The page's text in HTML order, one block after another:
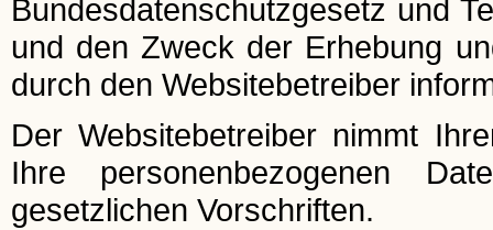
Bundesdatenschutzgesetz und
und den Zweck der Erhebung
durch den Websitebetreiber
Der Websitebetreiber nimmt
Ihre personenbezogenen
gesetzlichen Vorschriften.